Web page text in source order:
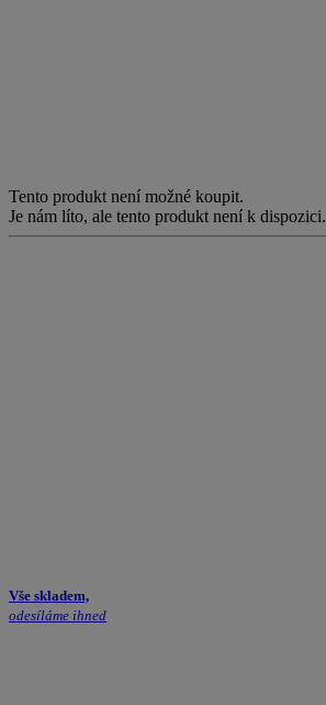
Tento produkt není možné koupit.
Je nám líto, ale tento produkt není k dispozici.
Vše skladem,
odesíláme ihned